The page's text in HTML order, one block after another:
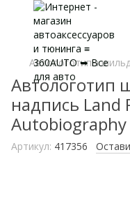
Автологотипы
Автологотип
надпись Land
Артикул: 417356